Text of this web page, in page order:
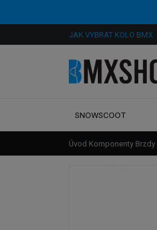
JAK VYBRAT KOLO BMX
SNOWSCOOT
Úvod Komponenty Brzdy